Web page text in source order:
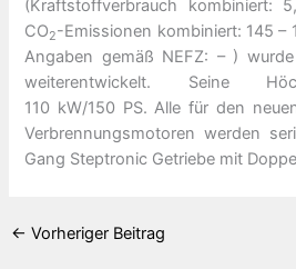
(Kraftstoffverbrauch kombiniert:
CO2-Emissionen kombiniert: 145 –
Angaben gemäß NEFZ: – )
weiterentwickelt. Seine
110 kW/150 PS. Alle für den
Verbrennungsmotoren werden
Gang Steptronic Getriebe mit
← Vorheriger Beitrag